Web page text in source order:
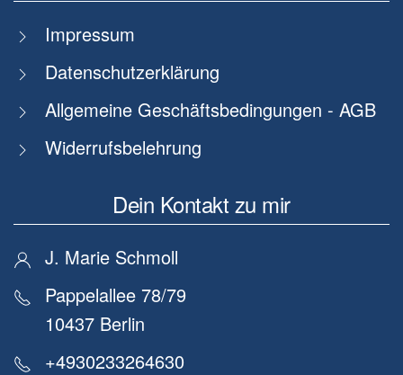
Impressum
Datenschutzerklärung
Allgemeine Geschäftsbedingungen - AGB
Widerrufsbelehrung
Dein Kontakt zu mir
J. Marie Schmoll
Pappelallee 78/79
10437 Berlin
+4930233264630